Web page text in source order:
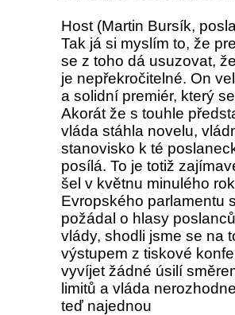
Host (Martin Bursík,
Tak já si myslím to, že
se z toho dá usuzovat,
je nepřekročitelné. On
a solidní premiér, který
Akorát že s touhle
vláda stáhla novelu,
stanovisko k té
posílá. To je totiž
šel v květnu minulého
Evropského parlamentu
požádal o hlasy
vlády, shodli jsme se na
výstupem z tiskové
vyvíjet žádné úsilí
limitů a vláda
teď najednou